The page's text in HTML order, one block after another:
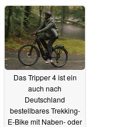
Rabatt25.08.2025
Das Tripper 4 ist ein
auch nach
Deutschland
bestellbares Trekking-
E-Bike mit Naben- oder